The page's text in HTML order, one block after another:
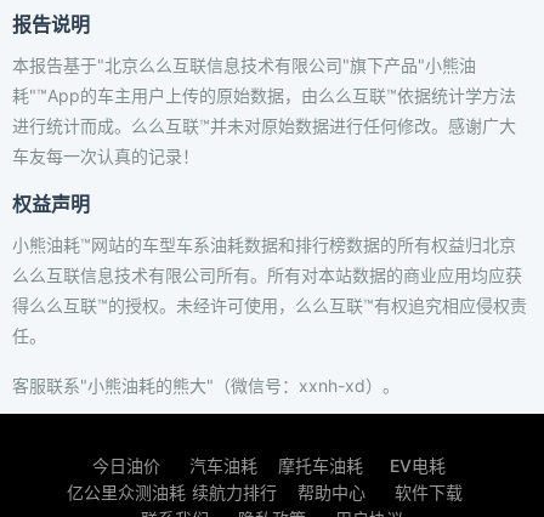
报告说明
本报告基于"北京么么互联信息技术有限公司"旗下产品"小熊油
耗"™App的车主用户上传的原始数据，由么么互联™依据统计学方法
进行统计而成。么么互联™并未对原始数据进行任何修改。感谢广大
车友每一次认真的记录！
权益声明
小熊油耗™网站的车型车系油耗数据和排行榜数据的所有权益归北京
么么互联信息技术有限公司所有。所有对本站数据的商业应用均应获
得么么互联™的授权。未经许可使用，么么互联™有权追究相应侵权责
任。
客服联系"小熊油耗的熊大"（微信号：xxnh-xd）。
今日油价 汽车油耗 摩托车油耗
EV电耗
亿公里众测油耗 续航力排行 帮助中心
软件下载